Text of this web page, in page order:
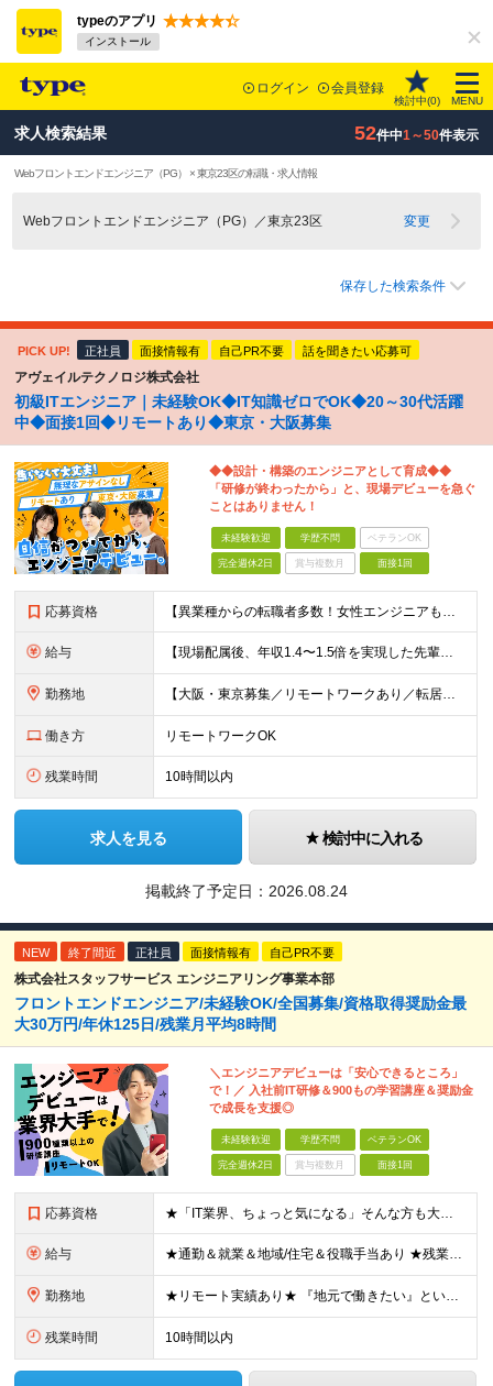
typeのアプリ
インストール
ログイン 会員登録
検討中(0) MENU
求人検索結果 52件中1～50件表示
Webフロントエンドエンジニア（PG） × 東京23区の転職・求人情報
Webフロントエンドエンジニア（PG）／東京23区 変更
保存した検索条件
PICK UP! 正社員 面接情報有 自己PR不要 話を聞きたい応募可
アヴェイルテクノロジ株式会社
初級ITエンジニア｜未経験OK◆IT知識ゼロでOK◆20～30代活躍
中◆面接1回◆リモートあり◆東京・大阪募集
◆◆設計・構築のエンジニアとして育成◆◆
「研修が終わったから」と、現場デビューを急ぐ
ことはありません！
未経験歓迎 学歴不問 ベテランOK
完全週休2日 賞与複数月 面接1回
応募資格 【異業種からの転職者多数！女性エンジニアも活躍中】 ◆学歴不問 ◆未経験OK ≪こんな方を歓迎しています≫ ◎未経験から成長できる環境で活躍したい方 ◎大学やスクールでIT系のスキルを学んだことのあ
給与 【現場配属後、年収1.4〜1.5倍を実現した先輩も！残業代全額支給】 ◆給与は経験やスキルに応じて決定します ◆年俸制250万円～350万円（1/12を月々支給） ≪年収UPの例≫ ◎飲食業からのキ
勤務地 【大阪・東京募集／リモートワークあり／転居を伴う転勤なし】 東京本社、大阪事務所、または東京23区内・関西（大阪・兵庫）の各クライアント先勤務 ◆入社後、約1年間はクライアント先ではなく 自社内（東
働き方 リモートワークOK
残業時間 10時間以内
求人を見る 検討中に入れる
掲載終了予定日： 2026.08.24
NEW 終了間近 正社員 面接情報有 自己PR不要
株式会社スタッフサービス エンジニアリング事業本部
フロントエンドエンジニア/未経験OK/全国募集/資格取得奨励金最
大30万円/年休125日/残業月平均8時間
＼エンジニアデビューは「安心できるところ」
で！／ 入社前IT研修＆900もの学習講座＆奨励金
で成長を支援◎
未経験歓迎 学歴不問 ベテランOK
完全週休2日 賞与複数月 面接1回
応募資格 ★「IT業界、ちょっと気になる」そんな方も大歓迎！ ■学歴不問 ■未経験・第二新卒歓迎 ■知識・経験はこれから身につけていければOK！ □■ステップアップ■□ 社内システム開発やインフラ構築などジャ
給与 ★通勤＆就業＆地域/住宅＆役職手当あり ★残業代は全額支給 ★選べる給与制度あり！ ■東京・神奈川・千葉・埼玉勤務の場合 月給24.5万円～55万円＋諸手当 （残業代は全額支給） (20,000円の
勤務地 ★リモート実績あり★ 『地元で働きたい』という希望に、業界トップクラス約7,000件の取引事業所数、90,000件以上のプロジェクトから検討をいたします。 全国の取引先での就業となります（沖縄を除
残業時間 10時間以内